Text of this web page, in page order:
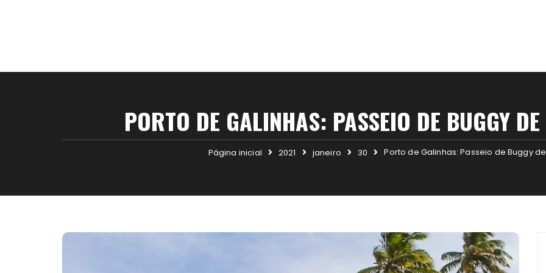
PORTO DE GALINHAS: PASSEIO DE BUGGY
Página inicial 2021 janeiro 30 Porto de Galinhas: Passeio de Buggy